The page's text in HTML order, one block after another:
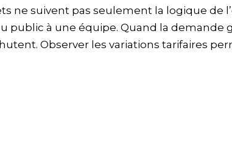
ne suivent pas seulement la logique de
public à une équipe. Quand la demande
Observer les variations tarifaires